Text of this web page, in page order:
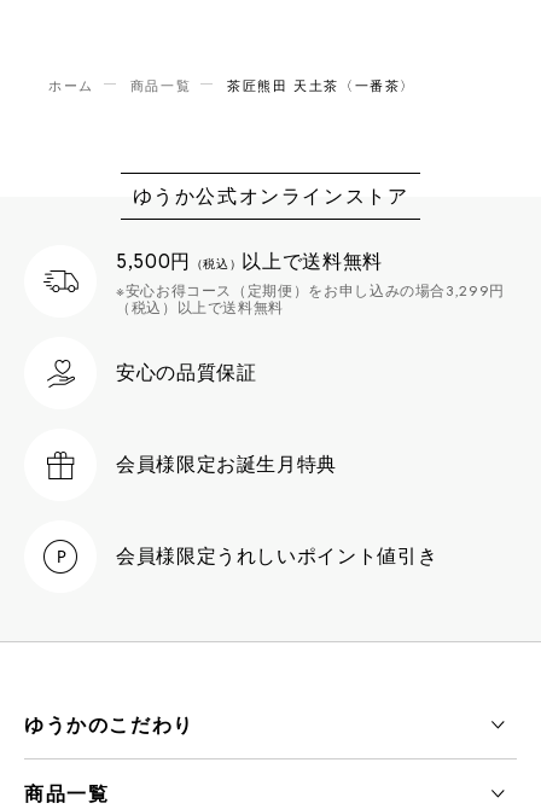
ホーム 商品一覧 茶匠熊田 天土茶〈一番茶〉
ゆうか公式オンラインストア
5,500円 （税込） 以上で送料無料
※安心お得コース（定期便）をお申し込みの場合3,299円
（税込）以上で送料無料
安心の品質保証
会員様限定お誕生月特典
会員様限定うれしいポイント値引き
ゆうかのこだわり
商品一覧